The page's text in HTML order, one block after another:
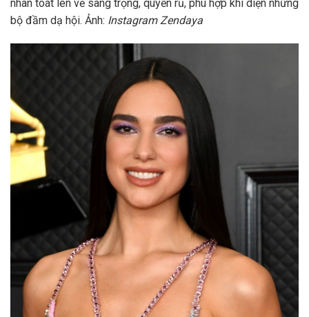
nhân toát lên vẻ sang trọng, quyến rũ, phù hợp khi diện những
bộ đầm dạ hội. Ảnh: Instagram Zendaya